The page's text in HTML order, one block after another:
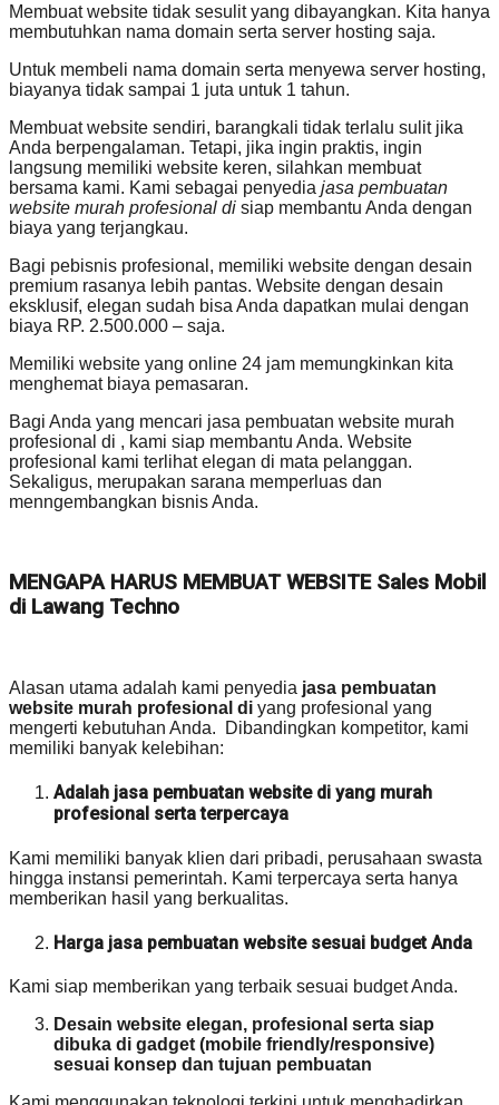
Membuat website tidak sesulit yang dibayangkan. Kita hanya
membutuhkan nama domain serta server hosting saja.
Untuk membeli nama domain serta menyewa server hosting,
biayanya tidak sampai 1 juta untuk 1 tahun.
Membuat website sendiri, barangkali tidak terlalu sulit jika
Anda berpengalaman. Tetapi, jika ingin praktis, ingin
langsung memiliki website keren, silahkan membuat
bersama kami. Kami sebagai penyedia jasa pembuatan
website murah profesional di siap membantu Anda dengan
biaya yang terjangkau.
Bagi pebisnis profesional, memiliki website dengan desain
premium rasanya lebih pantas. Website dengan desain
eksklusif, elegan sudah bisa Anda dapatkan mulai dengan
biaya RP. 2.500.000 – saja.
Memiliki website yang online 24 jam memungkinkan kita
menghemat biaya pemasaran.
Bagi Anda yang mencari jasa pembuatan website murah
profesional di , kami siap membantu Anda. Website
profesional kami terlihat elegan di mata pelanggan.
Sekaligus, merupakan sarana memperluas dan
menngembangkan bisnis Anda.
MENGAPA HARUS MEMBUAT WEBSITE Sales Mobil
di Lawang Techno
Alasan utama adalah kami penyedia jasa pembuatan
website murah profesional di yang profesional yang
mengerti kebutuhan Anda. Dibandingkan kompetitor, kami
memiliki banyak kelebihan:
Adalah jasa pembuatan website di yang murah
profesional serta terpercaya
Kami memiliki banyak klien dari pribadi, perusahaan swasta
hingga instansi pemerintah. Kami terpercaya serta hanya
memberikan hasil yang berkualitas.
Harga jasa pembuatan website sesuai budget Anda
Kami siap memberikan yang terbaik sesuai budget Anda.
Desain website elegan, profesional serta siap
dibuka di gadget (mobile friendly/responsive)
sesuai konsep dan tujuan pembuatan